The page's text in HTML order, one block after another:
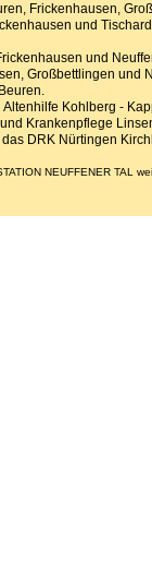
Frickenhausen,
und
und
Großbettlingen und
Kohlberg -
Krankenpflege
DRK Nürtingen
NEUFFENER TAL